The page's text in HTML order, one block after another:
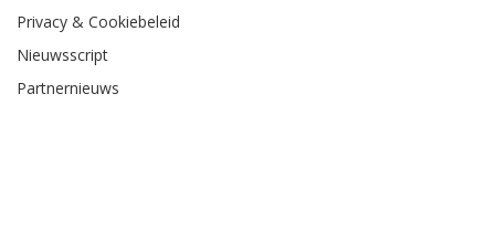
Privacy & Cookiebeleid
Nieuwsscript
Partnernieuws